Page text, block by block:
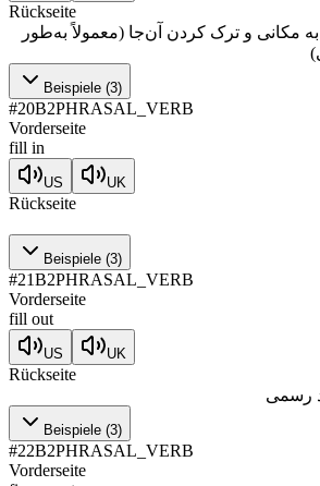
Rückseite
مکانی و ترک کردن آن‌جا (معمولاً به‌طور
Beispiele (3)
#20B2PHRASAL_VERB
Vorderseite
fill in
US UK
Rückseite
Beispiele (3)
#21B2PHRASAL_VERB
Vorderseite
fill out
US UK
Rückseite
رسمی
Beispiele (3)
#22B2PHRASAL_VERB
Vorderseite